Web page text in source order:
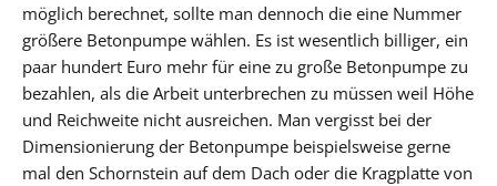
möglich berechnet, sollte man dennoch die eine Nummer
größere Betonpumpe wählen. Es ist wesentlich billiger, ein
paar hundert Euro mehr für eine zu große Betonpumpe zu
bezahlen, als die Arbeit unterbrechen zu müssen weil Höhe
und Reichweite nicht ausreichen. Man vergisst bei der
Dimensionierung der Betonpumpe beispielsweise gerne
mal den Schornstein auf dem Dach oder die Kragplatte von